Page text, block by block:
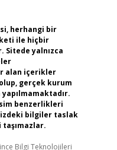
herhangi bir
ile hiçbir
Sitede yalnızca
alan içerikler
gerçek kurum
benzerlikleri
bilgiler taslak
Bilgi Teknolojileri